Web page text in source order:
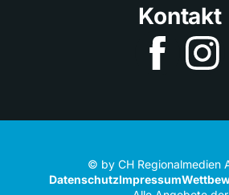
Kontakt
© by CH Regionalmedien
DatenschutzImpressum